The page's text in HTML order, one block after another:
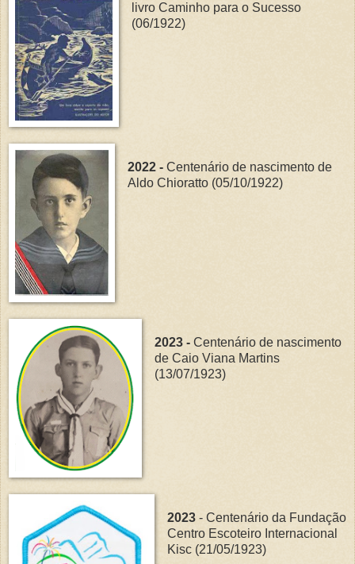
livro Caminho para o Sucesso
(06/1922)
2022 - Centenário de nascimento de
Aldo Chioratto (05/10/1922)
2023 - Centenário de nascimento
de Caio Viana Martins
(13/07/1923)
2023- Centenário da Fundação
Centro Escoteiro Internacional
Kisc (21/05/1923)